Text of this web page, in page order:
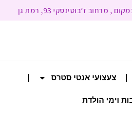
צעצועי אנטי סטרס
וימי הולדת